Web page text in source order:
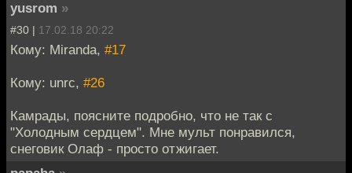
yusrom »
#30 | 17.02.18 20:22
Кому: Miranda, #17
Кому: unrc, #26
Камрады, поясните подробно, что не так с
"Холодным сердцем". Мне мульт понравился,
снеговик Олаф - просто отжигает.